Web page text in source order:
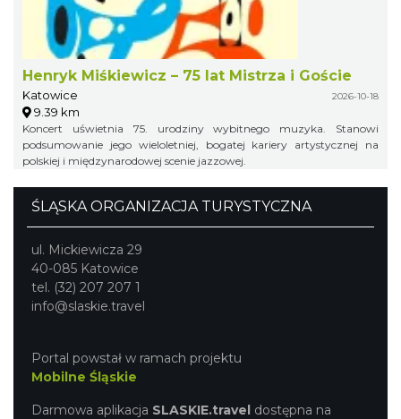
Henryk Miśkiewicz – 75 lat Mistrza i Goście
Katowice 2026-10-18
9.39 km
Koncert uświetnia 75. urodziny wybitnego muzyka. Stanowi
podsumowanie jego wieloletniej, bogatej kariery artystycznej na
polskiej i międzynarodowej scenie jazzowej.
ŚLĄSKA ORGANIZACJA TURYSTYCZNA
ul. Mickiewicza 29
40-085 Katowice
tel. (32) 207 207 1
info@slaskie.travel
Portal powstał w ramach projektu
Mobilne Śląskie
Darmowa aplikacja SLASKIE.travel dostępna na